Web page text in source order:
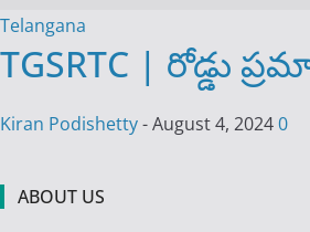
Telangana
TGSRTC | రోడ్డు
Kiran Podishetty-August 4, 20240
ABOUT US